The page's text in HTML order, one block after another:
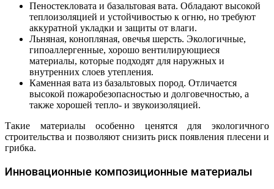
Пеностекловата и базальтовая вата. Обладают высокой
теплоизоляцией и устойчивостью к огню, но требуют
аккуратной укладки и защиты от влаги.
Льняная, конопляная, овечья шерсть. Экологичные,
гипоаллергенные, хорошо вентилирующиеся
материалы, которые подходят для наружных и
внутренних слоев утепления.
Каменная вата из базальтовых пород. Отличается
высокой пожаробезопасностью и долговечностью, а
также хорошей тепло- и звукоизоляцией.
Такие материалы особенно ценятся для экологичного
строительства и позволяют снизить риск появления плесени и
грибка.
Инновационные композиционные материалы